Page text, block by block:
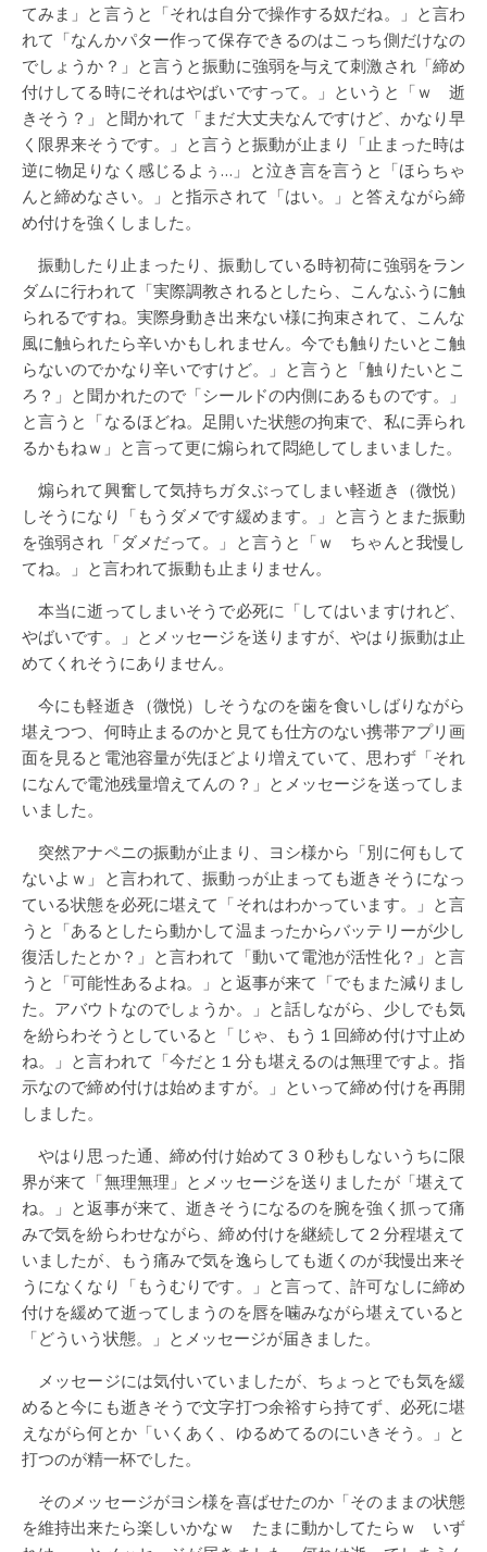
てみま」と言うと「それは自分で操作する奴だね。」と言わ
れて「なんかパター作って保存できるのはこっち側だけなの
でしょうか？」と言うと振動に強弱を与えて刺激され「締め
付けしてる時にそれはやばいですって。」というと「ｗ 逝
きそう？」と聞かれて「まだ大丈夫なんですけど、かなり早
く限界来そうです。」と言うと振動が止まり「止まった時は
逆に物足りなく感じるよぅ…」と泣き言を言うと「ほらちゃ
んと締めなさい。」と指示されて「はい。」と答えながら締
め付けを強くしました。
振動したり止まったり、振動している時初荷に強弱をラン
ダムに行われて「実際調教されるとしたら、こんなふうに触
られるですね。実際身動き出来ない様に拘束されて、こんな
風に触られたら辛いかもしれません。今でも触りたいとこ触
らないのでかなり辛いですけど。」と言うと「触りたいとこ
ろ？」と聞かれたので「シールドの内側にあるものです。」
と言うと「なるほどね。足開いた状態の拘束で、私に弄られ
るかもねｗ」と言って更に煽られて悶絶してしまいました。
煽られて興奮して気持ちガタぶってしまい軽逝き（微悦）
しそうになり「もうダメです緩めます。」と言うとまた振動
を強弱され「ダメだって。」と言うと「ｗ ちゃんと我慢し
てね。」と言われて振動も止まりません。
本当に逝ってしまいそうで必死に「してはいますけれど、
やばいです。」とメッセージを送りますが、やはり振動は止
めてくれそうにありません。
今にも軽逝き（微悦）しそうなのを歯を食いしばりながら
堪えつつ、何時止まるのかと見ても仕方のない携帯アプリ画
面を見ると電池容量が先ほどより増えていて、思わず「それ
になんで電池残量増えてんの？」とメッセージを送ってしま
いました。
突然アナペニの振動が止まり、ヨシ様から「別に何もして
ないよｗ」と言われて、振動っが止まっても逝きそうになっ
ている状態を必死に堪えて「それはわかっています。」と言
うと「あるとしたら動かして温まったからバッテリーが少し
復活したとか？」と言われて「動いて電池が活性化？」と言
うと「可能性あるよね。」と返事が来て「でもまた減りまし
た。アバウトなのでしょうか。」と話しながら、少しでも気
を紛らわそうとしていると「じゃ、もう１回締め付け寸止め
ね。」と言われて「今だと１分も堪えるのは無理ですよ。指
示なので締め付けは始めますが。」といって締め付けを再開
しました。
やはり思った通、締め付け始めて３０秒もしないうちに限
界が来て「無理無理」とメッセージを送りましたが「堪えて
ね。」と返事が来て、逝きそうになるのを腕を強く抓って痛
みで気を紛らわせながら、締め付けを継続して２分程堪えて
いましたが、もう痛みで気を逸らしても逝くのが我慢出来そ
うになくなり「もうむりです。」と言って、許可なしに締め
付けを緩めて逝ってしまうのを唇を噛みながら堪えていると
「どういう状態。」とメッセージが届きました。
メッセージには気付いていましたが、ちょっとでも気を緩
めると今にも逝きそうで文字打つ余裕すら持てず、必死に堪
えながら何とか「いくあく、ゆるめてるのにいきそう。」と
打つのが精一杯でした。
そのメッセージがヨシ様を喜ばせたのか「そのままの状態
を維持出来たら楽しいかなｗ たまに動かしてたらｗ いず